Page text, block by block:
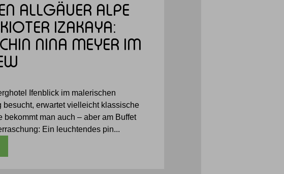
ALLGÄUER ALPE
IZAKAYA:
NINA MEYER IM
Ifenblick im malerischen
besucht, erwartet vielleicht klassische
bekommt man auch – aber am Buffet
Ein leuchtendes pin...